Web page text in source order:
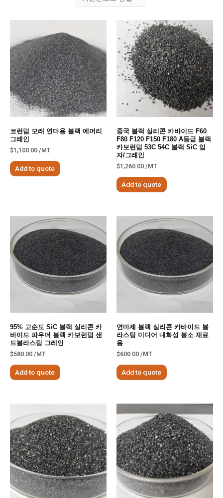
코런덤 모래 연마용 블랙 에머리
그레인
$1,100.00 /MT
Add to quote
중국 블랙 실리콘 카바이드 F60
F80 F120 F150 F180 A등급 블랙
카보런덤 53C 54C 블랙 SiC 입
자/그레인
$1,260.00 /MT
Add to quote
95% 고순도 SiC 블랙 실리콘 카
바이드 파우더 블랙 카보런덤 샌
드블라스팅 그레인
$580.00 /MT
Add to quote
연마제 블랙 실리콘 카바이드 블
라스팅 미디어 내화성 붕소 재료
용
$600.00 /MT
Add to quote